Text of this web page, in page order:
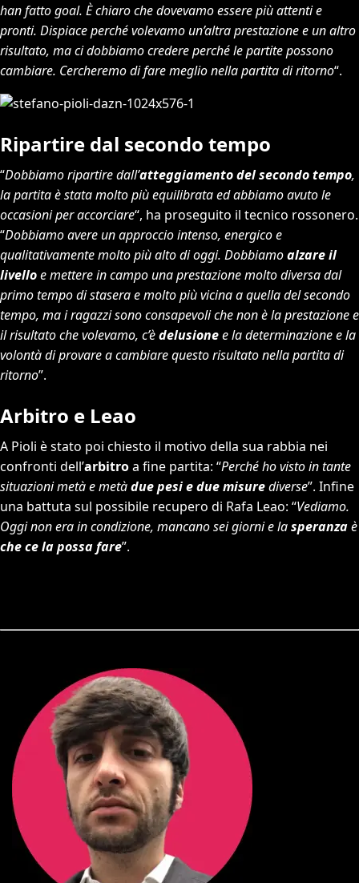
han fatto goal. È chiaro che dovevamo essere più attenti e
pronti. Dispiace perché volevamo un’altra prestazione e un altro
risultato, ma ci dobbiamo credere perché le partite possono
cambiare. Cercheremo di fare meglio nella partita di ritorno“.
Ripartire dal secondo tempo
“Dobbiamo ripartire dall’atteggiamento del secondo tempo,
la partita è stata molto più equilibrata ed abbiamo avuto le
occasioni per accorciare“, ha proseguito il tecnico rossonero.
“Dobbiamo avere un approccio intenso, energico e
qualitativamente molto più alto di oggi. Dobbiamoalzare il
livelloe mettere in campo una prestazione molto diversa dal
primo tempo di stasera e molto più vicina a quella del secondo
tempo, ma i ragazzi sono consapevoli che non è la prestazione e
il risultato che volevamo, c’èdelusionee la determinazione e la
volontà di provare a cambiare questo risultato nella partita di
ritorno”.
Arbitro e Leao
A Pioli è stato poi chiesto il motivo della sua rabbia nei
confronti dell’arbitroa fine partita: “Perché ho visto in tante
situazioni metà e metàdue pesi e due misurediverse”. Infine
una battuta sul possibile recupero di Rafa Leao: “Vediamo.
Oggi non era in condizione, mancano sei giorni e lasperanzaè
che ce la possa fare”.